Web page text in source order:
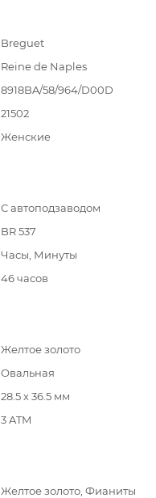
Breguet
Reine de Naples
8918BA/58/964/D00D
21502
Женские
С автоподзаводом
BR 537
Часы, Минуты
46 часов
Желтое золото
Овальная
28.5 х 36.5 мм
3 ATM
Желтое золото, Фианиты